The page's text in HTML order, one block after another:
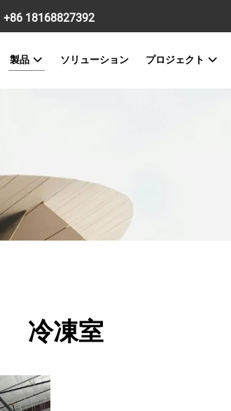
+86 18168827392
製品 ソリューション プロジェクト
冷凍室